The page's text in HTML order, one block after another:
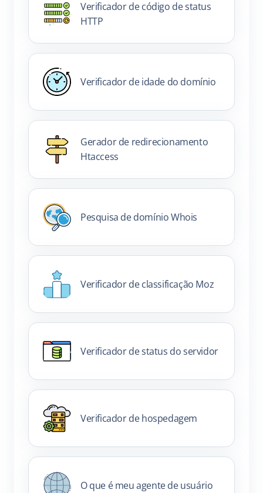
Verificador de código de status
HTTP
Verificador de idade do domínio
Gerador de redirecionamento
Htaccess
Pesquisa de domínio Whois
Verificador de classificação Moz
Verificador de status do servidor
Verificador de hospedagem
O que é meu agente de usuário